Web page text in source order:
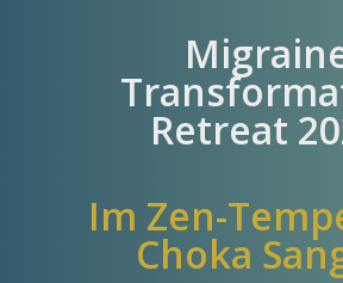
Retreat
Im Zen-
Choka